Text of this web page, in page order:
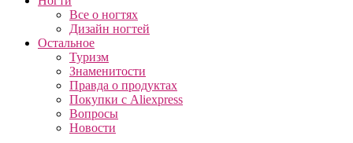
Все о ногтях
Дизайн ногтей
Остальное
Туризм
Знаменитости
Правда о продуктах
Покупки с Aliexpress
Вопросы
Новости